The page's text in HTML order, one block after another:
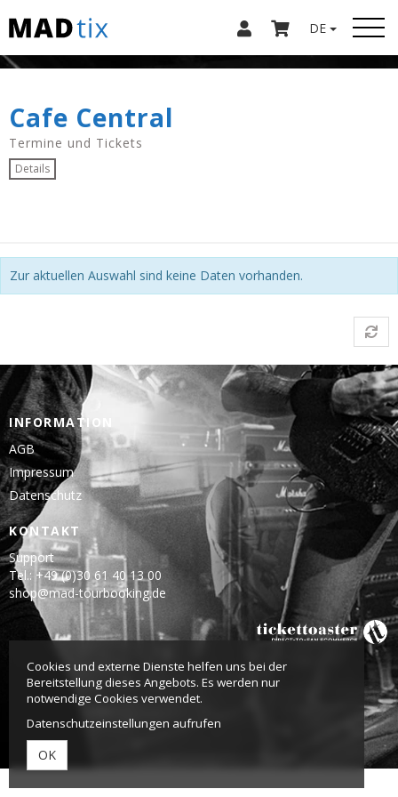
DE
Cafe Central
Termine und Tickets
Details
Zur aktuellen Auswahl sind keine Daten vorhanden.
INFORMATION
AGB
Impressum
Datenschutz
KONTAKT
Support
Tel.: +49 (0)30 61 40 13 00
shop@mad-tourbooking.de
Cookies und externe Dienste helfen uns bei der
Bereitstellung dieses Angebots. Es werden nur
notwendige Cookies verwendet.
Datenschutzeinstellungen aufrufen
OK